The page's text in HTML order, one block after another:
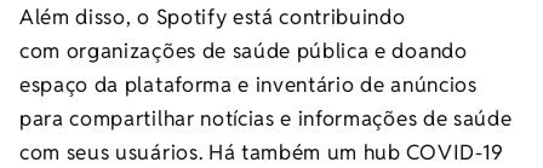
Além disso, o Spotify está contribuindo
com organizações de saúde pública e doando
espaço da plataforma e inventário de anúncios
para compartilhar notícias e informações de saúde
com seus usuários. Há também um hub COVID-19